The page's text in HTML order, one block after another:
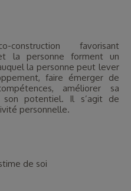
favorisant
la personne forment un
la personne peut lever
faire émerger de
améliorer sa
son potentiel. Il s’agit de
personnelle.
de soi